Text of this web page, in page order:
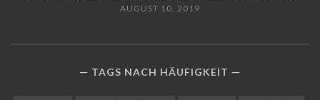
AUGUST 10, 2019
TAGS NACH HÄUFIGKEIT